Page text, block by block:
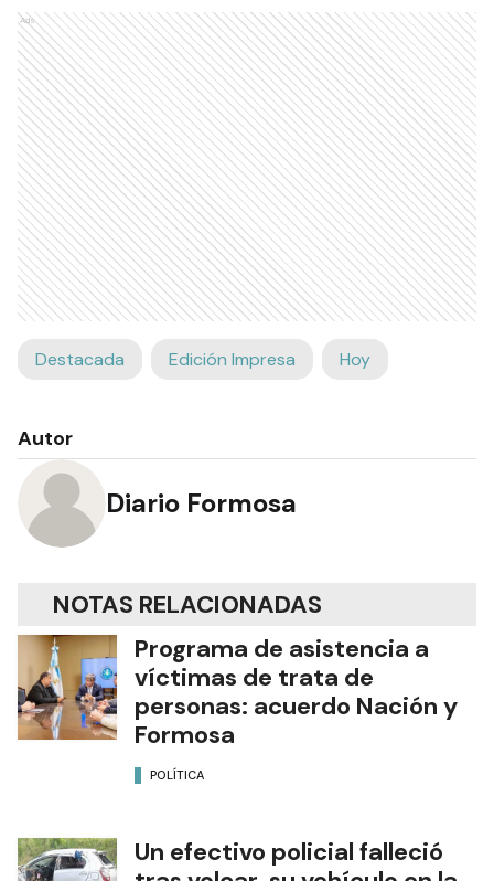
Ads
Destacada Edición Impresa Hoy
Autor
Diario Formosa
NOTAS RELACIONADAS
Programa de asistencia a
víctimas de trata de
personas: acuerdo Nación y
Formosa
POLÍTICA
Un efectivo policial falleció